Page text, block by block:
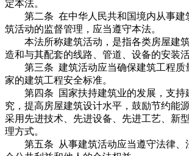
定本法。
第二条 在中华人民共和国境内从事建
筑活动的监督管理，应当遵守本法。
本法所称建筑活动，是指各类房屋建筑
造和与其配套的线路、管道、设备的安装活
第三条 建筑活动应当确保建筑工程质
家的建筑工程安全标准。
第四条 国家扶持建筑业的发展，支持
究，提高房屋建筑设计水平，鼓励节约能
采用先进技术、先进设备、先进工艺、新
理方式。
第五条 从事建筑活动应当遵守法律、